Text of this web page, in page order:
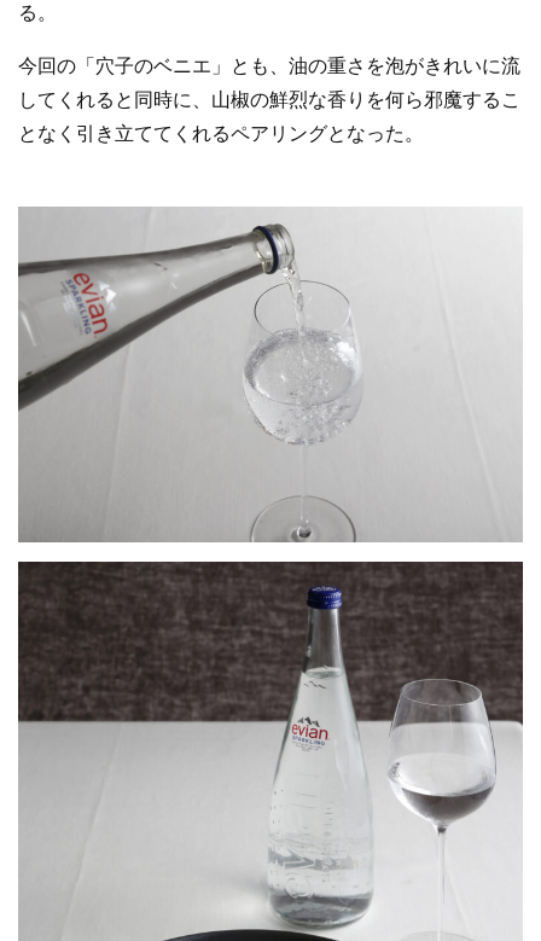
る。
今回の「穴子のベニエ」とも、油の重さを泡がきれいに流
してくれると同時に、山椒の鮮烈な香りを何ら邪魔するこ
となく引き立ててくれるペアリングとなった。